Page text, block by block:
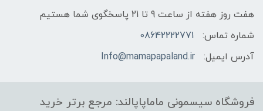
هفت روز هفته از ساعت 9 تا 21 پاسخگوی شما هستیم
شماره تماس:
08642222771
آدرس ایمیل:
Info@mamapapaland.ir
فروشگاه سیسمونی ماماپاپالند: مرجع برتر خرید